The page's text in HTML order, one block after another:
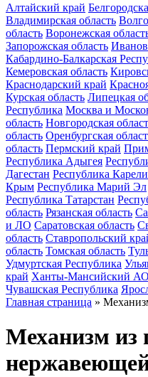
Алтайский край
Владимирская область
область Воронежская
Запорожская область
Кабардино-Балкарская
Кемеровская область
Краснодарский край
Курская область Липецкая
Республика Москва и
область Новгородская
область Оренбургская
область Пермский край
Республика Адыгея
Дагестан Республика
Крым Республика Марий Эл
Республика Татарстан
область Рязанская область
и ЛО Саратовская область
область Ставропольский
область Томская область
Удмуртская Республика
край Ханты-Мансийский
Чувашская Республика
Главная страница »
Механизм из